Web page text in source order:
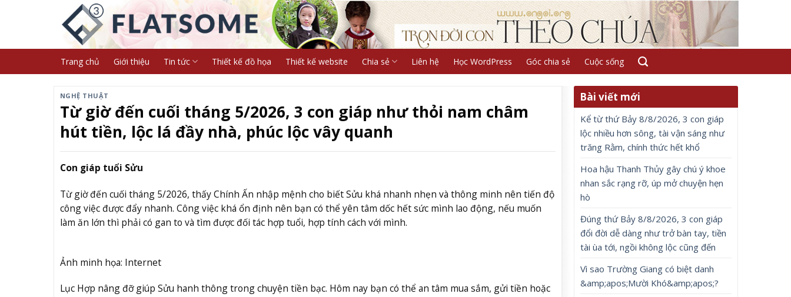
Trang chủ Giới thiệu Tin tức Thiết kế đồ họa Thiết kế website Chia sẻ Liên hệ Học WordPress Góc chia sẻ Cuộc sống
NGHỆ THUẬT
Từ giờ đến cuối tháng 5/2026, 3 con giáp như thỏi nam châm
hút tiền, lộc lá đầy nhà, phúc lộc vây quanh
Con giáp tuổi Sửu
Từ giờ đến cuối tháng 5/2026, thấy Chính Ấn nhập mệnh cho biết Sửu khá nhanh nhẹn và thông minh nên tiến độ
công việc được đẩy nhanh. Công việc khá ổn định nên bạn có thể yên tâm dốc hết sức mình lao động, nếu muốn
làm ăn lớn thì phải có gan to và tìm được đối tác hợp tuổi, hợp tính cách với mình.
Ảnh minh họa: Internet
Lục Hợp nâng đỡ giúp Sửu hanh thông trong chuyện tiền bạc. Hôm nay bạn có thể an tâm mua sắm, gửi tiền hoặc
Bài viết mới
Kể từ thứ Bảy 8/8/2026, 3 con giáp
lộc nhiều hơn sông, tài vận sáng như
trăng Rằm, chính thức hết khổ
Hoa hậu Thanh Thủy gây chú ý khoe
nhan sắc rạng rỡ, úp mở chuyện hẹn
hò
Đúng thứ Bảy 8/8/2026, 3 con giáp
đổi đời dễ dàng như trở bàn tay, tiền
tài ùa tới, ngồi không lộc cũng đến
Vì sao Trường Giang có biệt danh
&amp;apos;Mười Khó&amp;apos;?